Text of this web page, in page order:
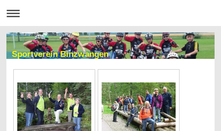
Sportverein Binzwangen